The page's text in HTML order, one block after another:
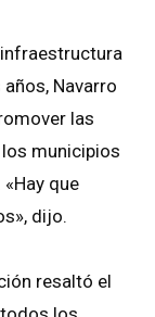
Navarro
las
municipios
que
dijo.
resaltó el